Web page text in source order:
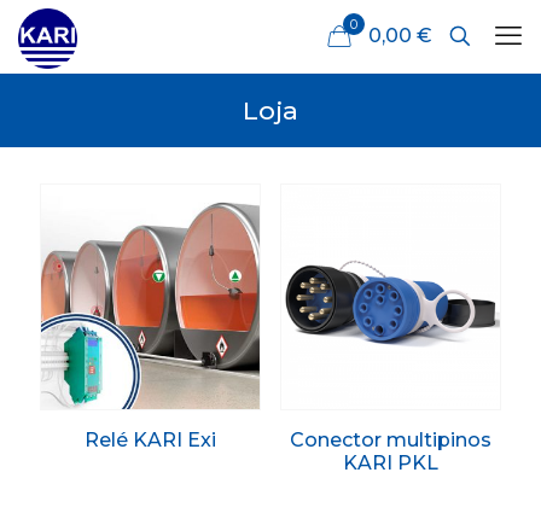
0 0,00 €
Loja
Relé KARI Exi
Conector multipinos
KARI PKL